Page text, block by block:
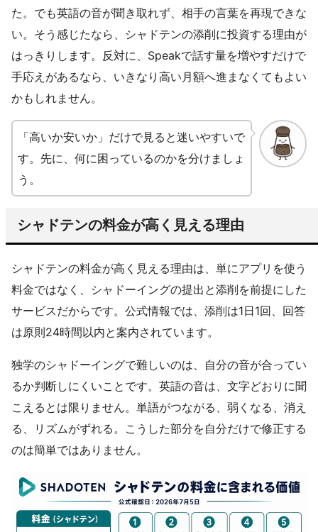
た。でも英語の音が聞き取れず、相手の言葉を再現できな
い。そう感じたなら、シャドテンの添削に投資する理由が
はっきりします。反対に、Speakで話す量を増やすだけで
手応えがあるなら、いきなり高い月額へ進まなくてもよい
かもしれません。
「高いか安いか」だけで見ると迷いやすいで
す。先に、何に困っているのかを分けましょ
う。
シャドテンの料金が高く見える理由
シャドテンの料金が高く見える理由は、単にアプリを使う
料金ではなく、シャドーイングの提出と添削を前提にした
サービスだからです。公式情報では、添削は1日1回、回答
は原則24時間以内と案内されています。
独学のシャドーイングで難しいのは、自分の音が合ってい
るか判断しにくいことです。英語の音は、文字どおりに聞
こえるとは限りません。単語がつながる、弱くなる、消え
る、リズムがずれる。こうした部分を自分だけで修正する
のは簡単ではありません。